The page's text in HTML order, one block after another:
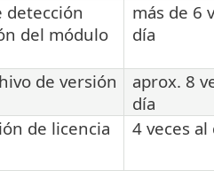
detección
del módulo
más de 6
día
de versión
aprox. 8
día
de licencia
4 veces al